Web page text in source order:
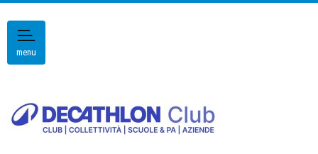
menu